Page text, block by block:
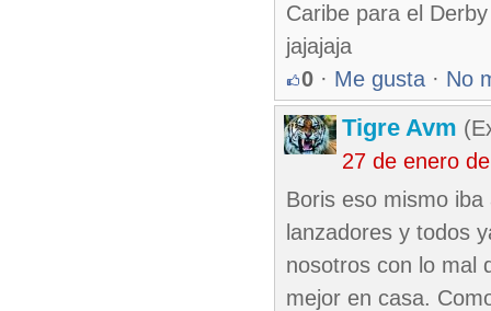
Caribe para el
jajajaja
0 · Me gusta · No
Tigre Avm
27 de enero
Boris eso mismo
lanzadores y todos
nosotros con lo mal
mejor en casa.